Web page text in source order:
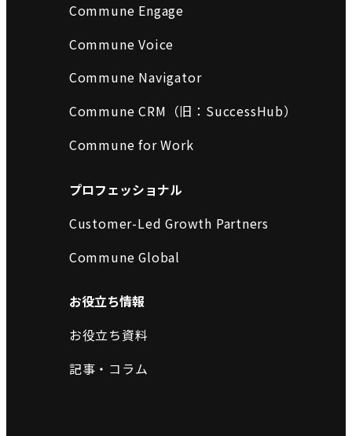
Commune Engage
Commune Voice
Commune Navigator
Commune CRM（旧：SuccessHub）
Commune for Work
プロフェッショナル
Customer-Led Growth Partners
Commune Global
お役立ち情報
お役立ち資料
記事・コラム